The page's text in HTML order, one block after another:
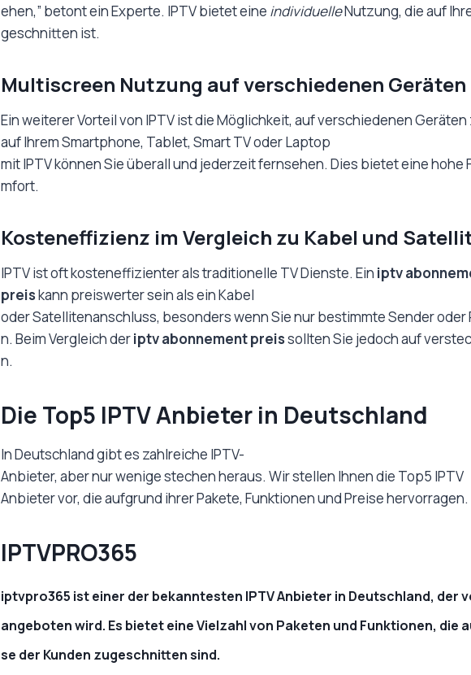
ehen,” betont ein Experte. IPTV bietet eine individuelleNutzung, die auf
geschnitten ist.
Multiscreen Nutzung auf verschiedenen Geräten
Ein weiterer Vorteil von IPTV ist die Möglichkeit, auf verschiedenen
auf Ihrem Smartphone, Tablet, Smart TV oder Laptop
mit IPTV können Sie überall und jederzeit fernsehen. Dies bietet eine hohe
mfort.
Kosteneffizienz im Vergleich zu Kabel und
IPTV ist oft kosteneffizienter als traditionelle TV Dienste. Ein iptv
preiskann preiswerter sein als ein Kabel
oder Satellitenanschluss, besonders wenn Sie nur bestimmte Sender
n. Beim Vergleich deriptv abonnement preissollten Sie jedoch auf
n.
Die Top5 IPTV Anbieter in Deutschland
In Deutschland gibt es zahlreiche IPTV-
Anbieter, aber nur wenige stechen heraus. Wir stellen Ihnen die Top5 IPTV
Anbieter vor, die aufgrund ihrer Pakete, Funktionen und Preise hervorragen.
IPTVPRO365
iptvpro365 ist einer der bekanntesten IPTV Anbieter in Deutschland, der
angeboten wird. Es bietet eine Vielzahl von Paketen und Funktionen, die
se der Kunden zugeschnitten sind.